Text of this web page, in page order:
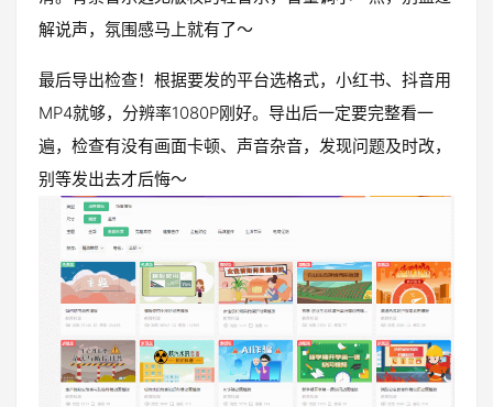
解说声，氛围感马上就有了～
最后导出检查！根据要发的平台选格式，小红书、抖音用
MP4就够，分辨率1080P刚好。导出后一定要完整看一
遍，检查有没有画面卡顿、声音杂音，发现问题及时改，
别等发出去才后悔～